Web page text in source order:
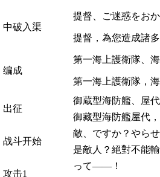
中破入渠
提督、ご迷惑をお
提督，為您造成諸
编成
第一海上護衛隊、
第一海上護衛隊，
出征
御蔵型海防艦、屋
御藏型海防艦屋代
战斗开始
敵、ですか？やら
是敵人？絕對不能
攻击1
って——！